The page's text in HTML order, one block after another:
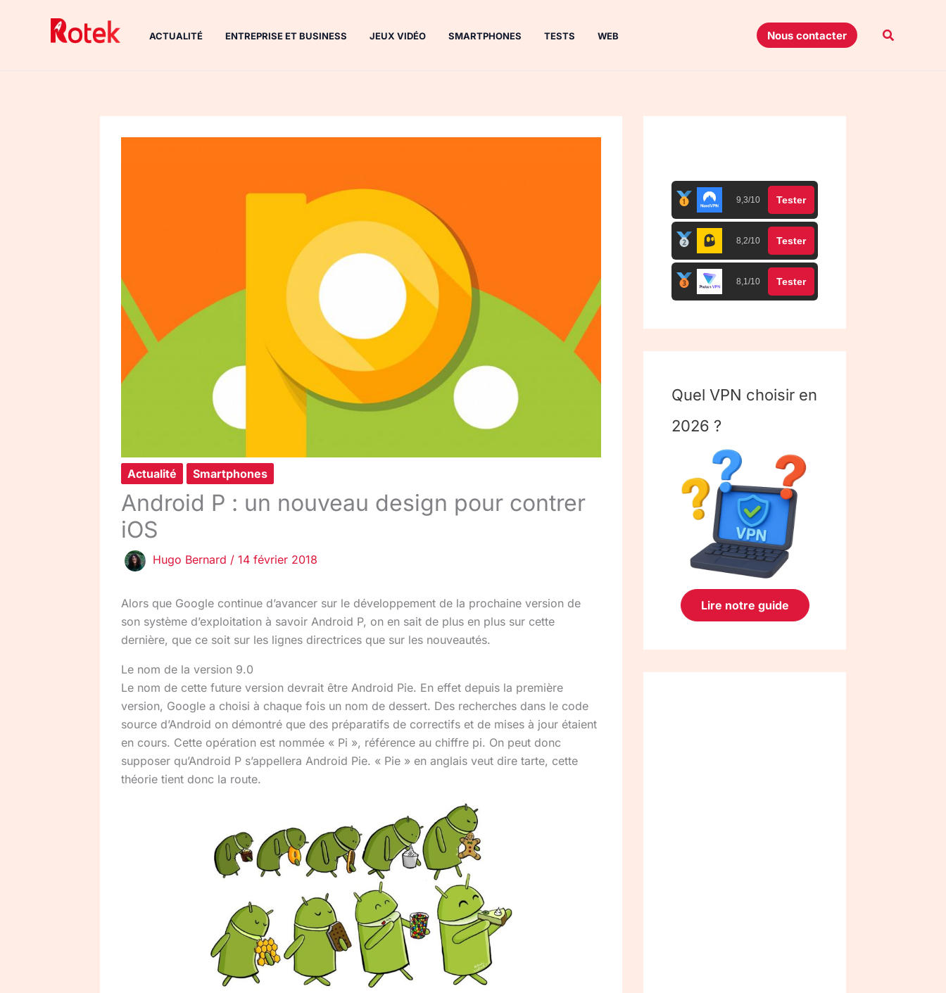
ACTUALITÉ ENTREPRISE ET BUSINESS JEUX VIDÉO SMARTPHONES TESTS WEB Nous contacter
Actualité Smartphones
Android P : un nouveau design pour contrer
iOS
Hugo Bernard / 14 février 2018
Alors que Google continue d’avancer sur le développement de la prochaine version de
son système d’exploitation à savoir Android P, on en sait de plus en plus sur cette
dernière, que ce soit sur les lignes directrices que sur les nouveautés.
Le nom de la version 9.0
Le nom de cette future version devrait être Android Pie. En effet depuis la première
version, Google a choisi à chaque fois un nom de dessert. Des recherches dans le code
source d’Android on démontré que des préparatifs de correctifs et de mises à jour étaient
en cours. Cette opération est nommée « Pi », référence au chiffre pi. On peut donc
supposer qu’Android P s’appellera Android Pie. « Pie » en anglais veut dire tarte, cette
théorie tient donc la route.
9,3/10 Tester
8,2/10 Tester
8,1/10 Tester
Quel VPN choisir en
2026 ?
Lire notre guide